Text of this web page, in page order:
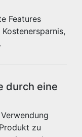
Features
durch eine
zu